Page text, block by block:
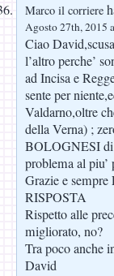
Marco il corriere
Agosto 27th, 2015
Ciao
l’altro perche’
ad Incisa e
sente per
Valdarno,oltre
della Verna) ;
BOLOGNESI di
problema al piu’
Grazie e
RISPOSTA
Rispetto alle
migliorato, no?
Tra poco anche
David